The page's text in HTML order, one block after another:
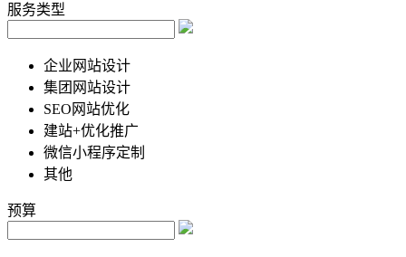
服务类型
企业网站设计
集团网站设计
SEO网站优化
建站+优化推广
微信小程序定制
其他
预算